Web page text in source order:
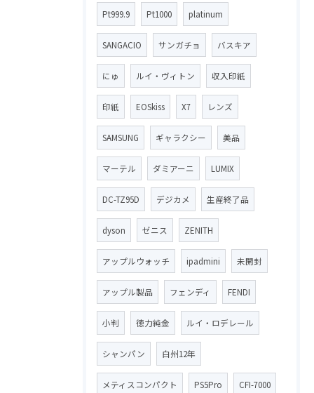
Pt999.9 Pt1000 platinum
SANGACIO サンガチョ バスキア
にゅ ルイ・ヴィトン 収入印紙
印紙 EOSkiss X7 レンズ
SAMSUNG ギャラクシー 美品
マーテル ダミアーニ LUMIX
DC-TZ95D デジカメ 生産終了品
dyson ゼニス ZENITH
アップルウォッチ ipadmini 未開封
アップル製品 フェンディ FENDI
小判 徳力純金 ルイ・ロデレール
シャンパン 白州12年
メティスコンパクト PS5Pro CFI-7000